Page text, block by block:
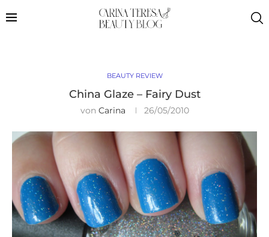
BEAUTY REVIEW
China Glaze – Fairy Dust
von Carina 26/05/2010